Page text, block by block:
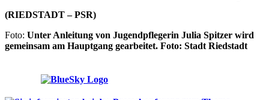
(RIEDSTADT – PSR)
Foto: Unter Anleitung von Jugendpflegerin Julia Spitzer wird
gemeinsam am Hauptgang gearbeitet. Foto: Stadt Riedstadt